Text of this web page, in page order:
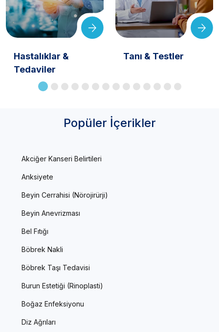
Hastalıklar &
Tedaviler
Tanı & Testler
Popüler İçerikler
Akciğer Kanseri Belirtileri
Anksiyete
Beyin Cerrahisi (Nörojirürji)
Beyin Anevrizması
Bel Fıtığı
Böbrek Nakli
Böbrek Taşı Tedavisi
Burun Estetiği (Rinoplasti)
Boğaz Enfeksiyonu
Diz Ağrıları